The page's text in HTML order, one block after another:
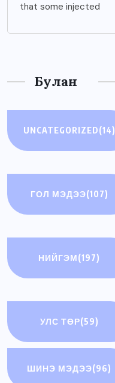
that some injected
Булан
UNCATEGORIZED(14)
ГОЛ МЭДЭЭ(107)
НИЙГЭМ(197)
УЛС ТӨР(59)
ШИНЭ МЭДЭЭ(96)